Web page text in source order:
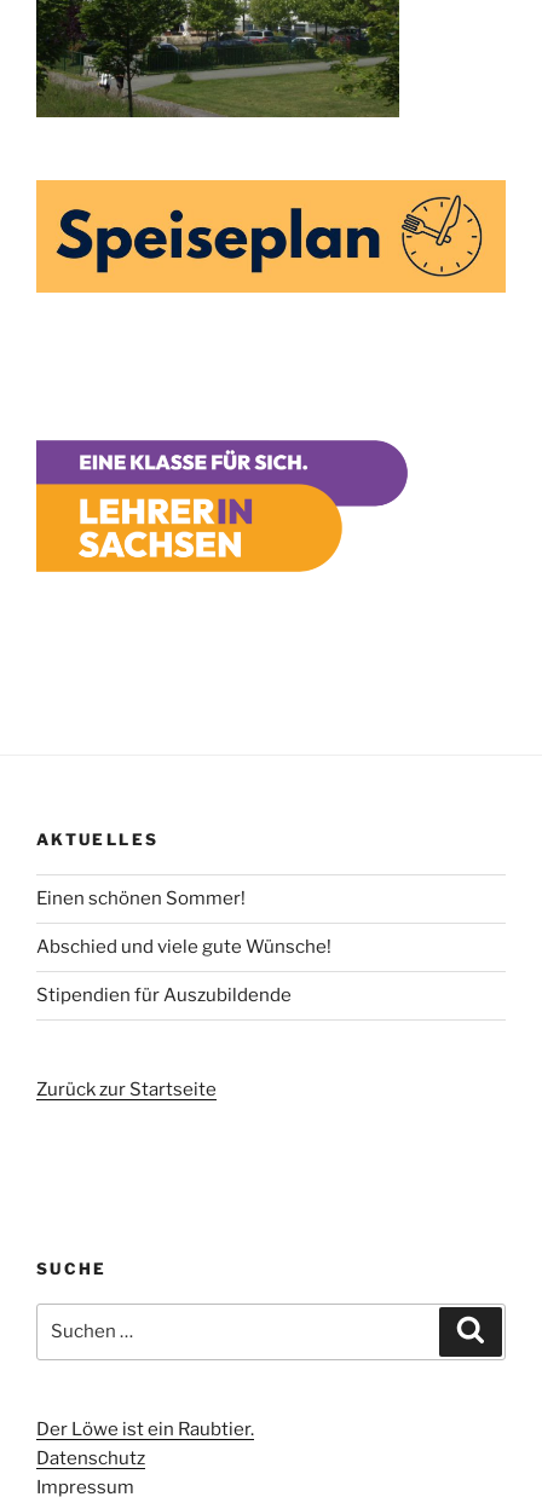
AKTUELLES
Einen schönen Sommer!
Abschied und viele gute Wünsche!
Stipendien für Auszubildende
Zurück zur Startseite
SUCHE
nach:
Der Löwe ist ein Raubtier.
Datenschutz
Impressum